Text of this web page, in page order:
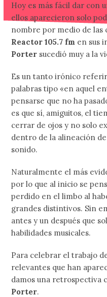
Hoy es más fácil dar con
ellos aparecieron solo
nombre por medio de las
Reactor 105.7 fm en sus
Porter sucedió muy a la
Es un tanto irónico
palabras tipo «en aquel
pensarse que no ha
es que sí, amiguitos, el
cerrar de ojos y no solo
dentro de la alineación
sonido.
Naturalmente el más
por lo que al inicio se
perdido en el limbo al
grandes distintivos. Sin
antes y un después que
habilidades musicales.
Para celebrar el trabajo
relevantes que han
damos una retrospectiva
Porter.